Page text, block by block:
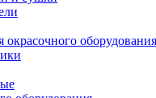
оборудования